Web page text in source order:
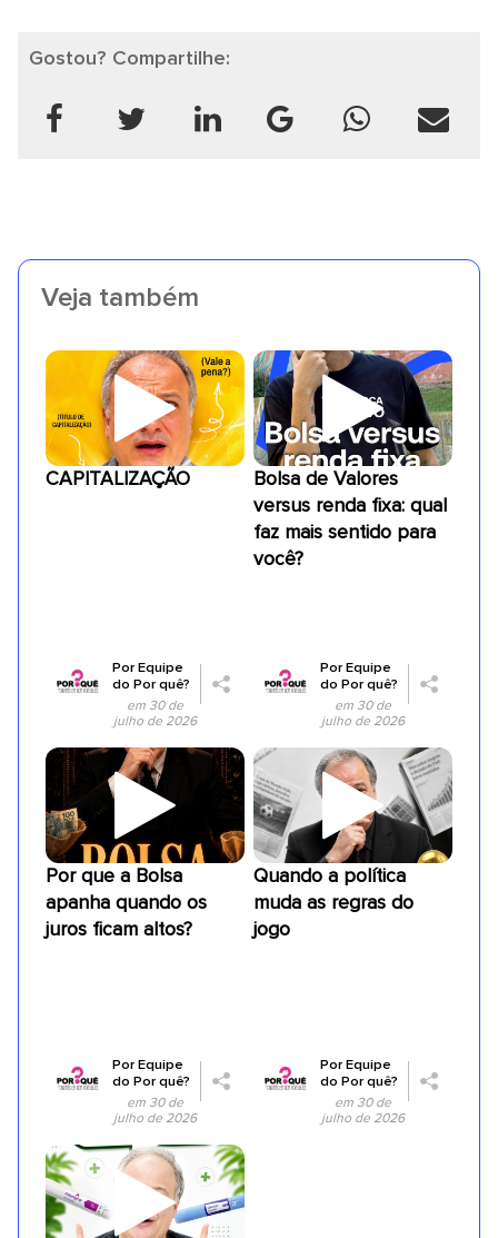
Gostou? Compartilhe:
Veja também
CAPITALIZAÇÃO
PorEquipe
do Por quê?
em 30 de
julho de 2026
Bolsa de Valores
versus renda fixa: qual
faz mais sentido para
você?
PorEquipe
do Por quê?
em 30 de
julho de 2026
Por que a Bolsa
apanha quando os
juros ficam altos?
PorEquipe
do Por quê?
em 30 de
julho de 2026
Quando a política
muda as regras do
jogo
PorEquipe
do Por quê?
em 30 de
julho de 2026